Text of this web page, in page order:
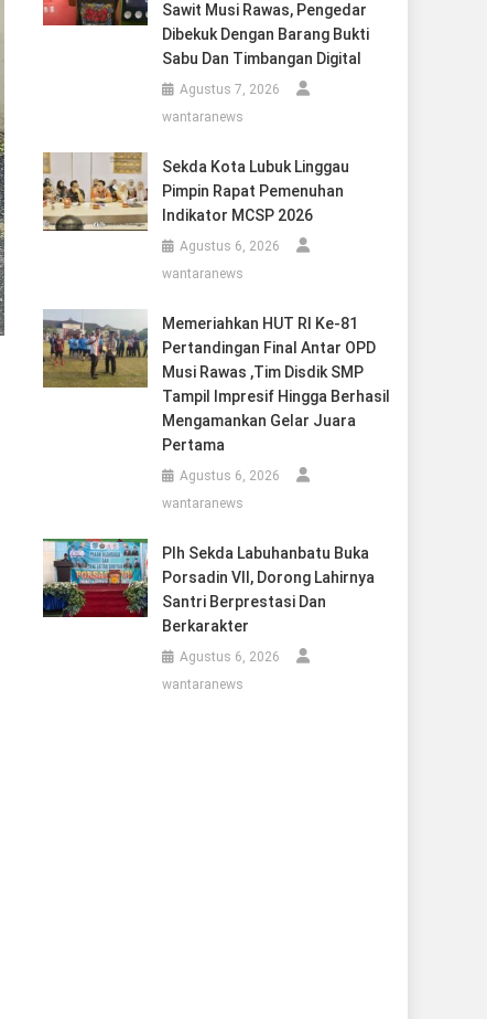
Sawit Musi Rawas, Pengedar
Dibekuk Dengan Barang Bukti
Sabu Dan Timbangan Digital
Agustus 7, 2026
wantaranews
Sekda Kota Lubuk Linggau
Pimpin Rapat Pemenuhan
Indikator MCSP 2026
Agustus 6, 2026
wantaranews
Memeriahkan HUT RI Ke-81
Pertandingan Final Antar OPD
Musi Rawas ,Tim Disdik SMP
Tampil Impresif Hingga Berhasil
Mengamankan Gelar Juara
Pertama
Agustus 6, 2026
wantaranews
Plh Sekda Labuhanbatu Buka
Porsadin VII, Dorong Lahirnya
Santri Berprestasi Dan
Berkarakter
Agustus 6, 2026
wantaranews